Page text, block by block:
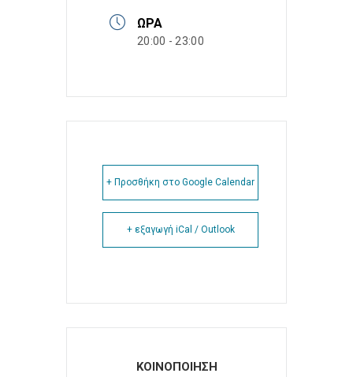
ΏΡΑ
20:00 - 23:00
+ Προσθήκη στο Google Calendar
+ εξαγωγή iCal / Outlook
ΚΟΙΝΟΠΟΙΗΣΗ